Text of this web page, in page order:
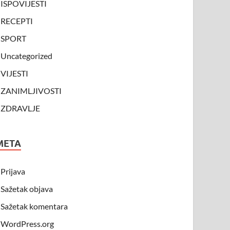
ISPOVIJESTI
RECEPTI
SPORT
Uncategorized
VIJESTI
ZANIMLJIVOSTI
ZDRAVLJE
Prijava
Sažetak objava
Sažetak komentara
WordPress.org